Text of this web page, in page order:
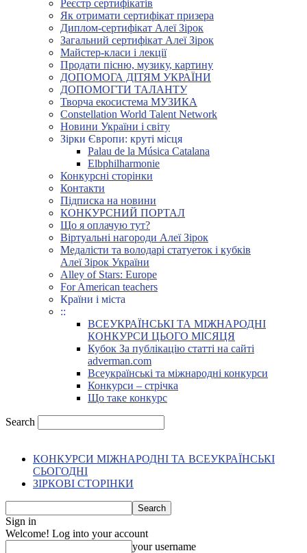
Реєстр сертифікатів
Як отримати сертифікат призера
Диплом-сертифікат Алеї Зірок
Загальний сертифікат Алеї Зірок
Майстер-класи і лекції
Продати пісню, музику, картину
ДОПОМОГА ДІТЯМ УКРАЇНИ
ДОПОМОГТИ ТАЛАНТУ
Творча екосистема МУЗИКА
Constellation World Talent Network
Новини України і світу
Зірки Європи: круті місця
Palau de la Música Catalana
Elbphilharmonie
Конкурсні сторінки
Контакти
Підписка на новини
КОНКУРСНИЙ ПОРТАЛ
Що я оплачую тут?
Віртуальні нагороди Алеї Зірок
Медалісти та володарі статуеток і кубків
Алеї Зірок України
Alley of Stars: Europe
For American teachers
Країни і міста
::
ВСЕУКРАЇНСЬКІ ТА МІЖНАРОДНІ
КОНКУРСИ ЦЬОГО МІСЯЦЯ
Кубок За публікацію статті на сайті
adverman.com
Всеукраїнські та міжнародні конкурси
Конкурси – стрічка
Що таке конкурс
Search
КОНКУРСИ МІЖНАРОДНІ ТА ВСЕУКРАЇНСЬКІ
СЬОГОДНІ
ЗІРКОВІ СТОРІНКИ
Sign in
Welcome! Log into your account
your username